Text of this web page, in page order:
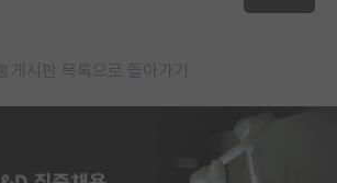
게시판 목록으로 돌아가기